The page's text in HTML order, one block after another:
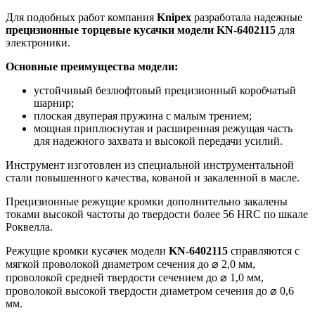
Для подобных работ компания Knipex разработала надежные
прецизионные торцевые кусачки модели KN-6402115 для
электроники.
Основные преимущества модели:
устойчивый безлюфтовый прецизионный коробчатый
шарнир;
плоская двуперая пружина с малым трением;
мощная приплюснутая и расширенная режущая часть
для надежного захвата и высокой передачи усилий.
Инструмент изготовлен из специальной инструментальной
стали повышенного качества, кованой и закаленной в масле.
Прецизионные режущие кромки дополнительно закалены
токами высокой частоты до твердости более 56 HRC по шкале
Роквелла.
Режущие кромки кусачек модели KN-6402115 справляются с
мягкой проволокой диаметром сечения до ⌀ 2,0 мм,
проволокой средней твердости сечением до ⌀ 1,0 мм,
проволокой высокой твердости диаметром сечения до ⌀ 0,6
мм.